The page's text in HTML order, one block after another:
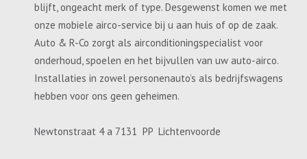
blijft, ongeacht merk of type. Desgewenst komen we met
onze mobiele airco-service bij u aan huis of op de zaak.
Auto & R-Co zorgt als airconditioningspecialist voor
onderhoud, spoelen en het bijvullen van uw auto-airco.
Installaties in zowel personenauto’s als bedrijfswagens
hebben voor ons geen geheimen.
Newtonstraat 4 a 7131 PP Lichtenvoorde